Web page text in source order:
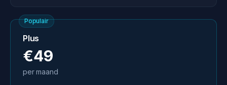
Populair
Plus
€49
per maand